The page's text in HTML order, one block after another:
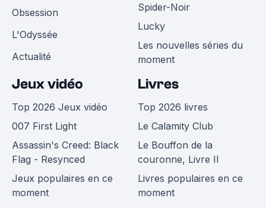
Obsession
L'Odyssée
Actualité
Spider-Noir
Lucky
Les nouvelles séries du
moment
Jeux vidéo
Top 2026 Jeux vidéo
007 First Light
Assassin's Creed: Black
Flag - Resynced
Jeux populaires en ce
moment
Livres
Top 2026 livres
Le Calamity Club
Le Bouffon de la
couronne, Livre II
Livres populaires en ce
moment